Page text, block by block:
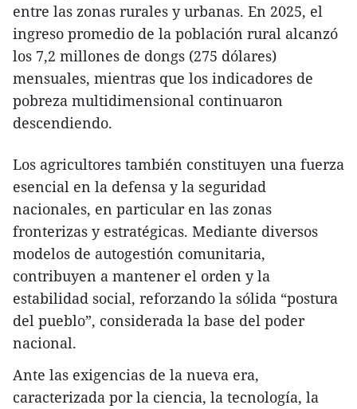
entre las zonas rurales y urbanas. En 2025, el
ingreso promedio de la población rural alcanzó
los 7,2 millones de dongs (275 dólares)
mensuales, mientras que los indicadores de
pobreza multidimensional continuaron
descendiendo.
Los agricultores también constituyen una fuerza
esencial en la defensa y la seguridad
nacionales, en particular en las zonas
fronterizas y estratégicas. Mediante diversos
modelos de autogestión comunitaria,
contribuyen a mantener el orden y la
estabilidad social, reforzando la sólida “postura
del pueblo”, considerada la base del poder
nacional.
Ante las exigencias de la nueva era,
caracterizada por la ciencia, la tecnología, la